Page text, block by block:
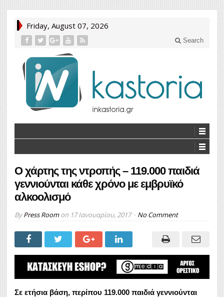
Friday, August 07, 2026
Search
Ο χάρτης της ντροπής – 119.000 παιδιά
γεννιούνται κάθε χρόνο με εμβρυϊκό
αλκοολισμό
ByPress Roomon 17 Ιανουαρίου, 2017 No Comment
Σε ετήσια βάση, περίπου 119.000 παιδιά γεννιούνται